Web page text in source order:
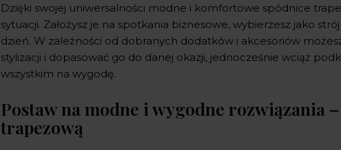
Dzięki swojej uniwersalności modne i komfortowe spódnice
sytuacji. Założysz je na spotkania biznesowe, wybierzesz jako
dzień. W zależności od dobranych dodatków i akcesoriów
stylizacji i dopasować go do danej okazji, jednocześnie wciąż
wszystkim na wygodę.
Postaw na modne i wygodne rozwiązania
trapezową